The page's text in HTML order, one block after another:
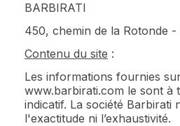
BARBIRATI
450, chemin de la Rotonde
Contenu du site :
Les informations fournies
www.barbirati.com le sont à
indicatif. La société Barbirati
l'exactitude ni l’exhaustivité.